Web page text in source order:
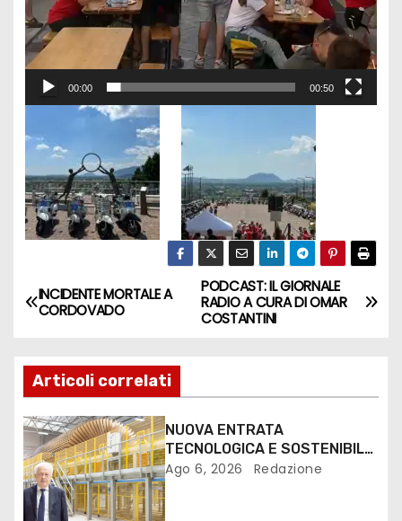
00:00 00:50
PODCAST: IL GIORNALE
RADIO A CURA DI OMAR
COSTANTINI
INCIDENTE MORTALE A
CORDOVADO
Articoli correlati
NUOVA ENTRATA
TECNOLOGICA E SOSTENIBILE
PER I MEZZI PESANTI ALLA
Ago 6, 2026 Redazione